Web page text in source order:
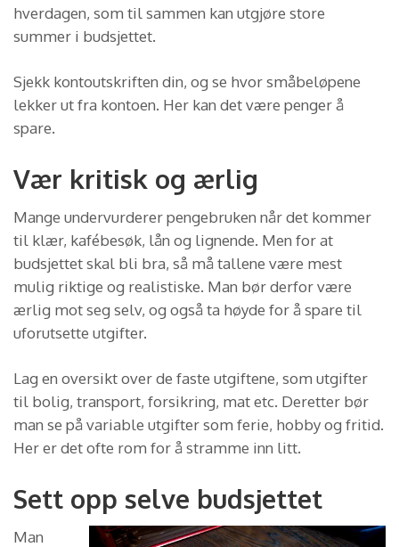
hverdagen, som til sammen kan utgjøre store
summer i budsjettet.
Sjekk kontoutskriften din, og se hvor småbeløpene
lekker ut fra kontoen. Her kan det være penger å
spare.
Vær kritisk og ærlig
Mange undervurderer pengebruken når det kommer
til klær, kafébesøk, lån og lignende. Men for at
budsjettet skal bli bra, så må tallene være mest
mulig riktige og realistiske. Man bør derfor være
ærlig mot seg selv, og også ta høyde for å spare til
uforutsette utgifter.
Lag en oversikt over de faste utgiftene, som utgifter
til bolig, transport, forsikring, mat etc. Deretter bør
man se på variable utgifter som ferie, hobby og fritid.
Her er det ofte rom for å stramme inn litt.
Sett opp selve budsjettet
Man